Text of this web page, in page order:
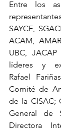
Entre los
SAYCE,
ACAM,
UBC,
líderes y
Rafael
Comité de
de la CISAC;
General de
Directora